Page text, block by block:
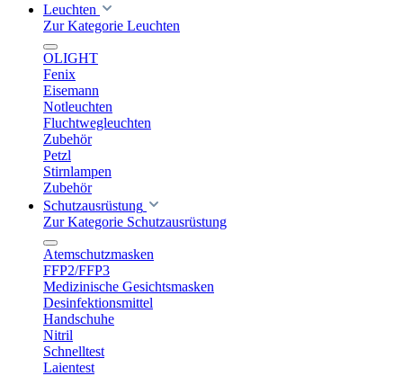
Leuchten
Zur Kategorie Leuchten
OLIGHT
Fenix
Eisemann
Notleuchten
Fluchtwegleuchten
Zubehör
Petzl
Stirnlampen
Zubehör
Schutzausrüstung
Zur Kategorie Schutzausrüstung
Atemschutzmasken
FFP2/FFP3
Medizinische Gesichtsmasken
Desinfektionsmittel
Handschuhe
Nitril
Schnelltest
Laientest